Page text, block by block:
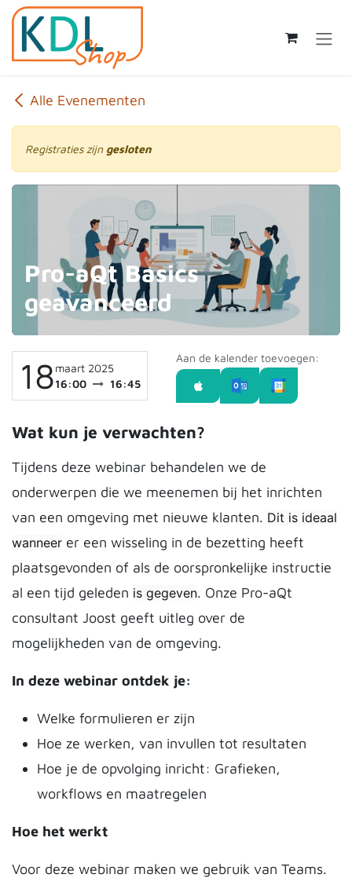
Overslaan naar inhoud
Alle Evenementen
Registraties zijn gesloten
Pro-aQt Basics
geavanceerd
18maart 2025
16:00
16:45
Aan de kalender toevoegen:
Wat kun je verwachten?
Tijdens deze webinar behandelen we de
onderwerpen die we meenemen bij het inrichten
van een omgeving met nieuwe klanten. Dit is ideaal
wanneer er een wisseling in de bezetting heeft
plaatsgevonden of als de oorspronkelijke instructie
al een tijd geleden is gegeven. Onze Pro-aQt
consultant Joost geeft uitleg over de
mogelijkheden van de omgeving.
In deze webinar ontdek je:
Welke formulieren er zijn
Hoe ze werken, van invullen tot resultaten
Hoe je de opvolging inricht: Grafieken,
workflows en maatregelen
Hoe het werkt
Voor deze webinar maken we gebruik van Teams.